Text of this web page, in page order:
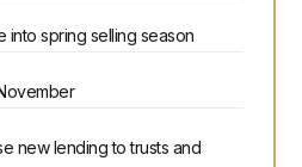
into spring selling season
new lending to trusts and